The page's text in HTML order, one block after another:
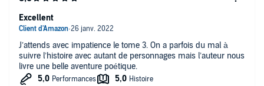
J’attends avec impatience le tome 3. On a parfois du mal à
suivre l’histoire avec autant de personnages mais l’auteur nous
livre une belle aventure poétique.
Excellent